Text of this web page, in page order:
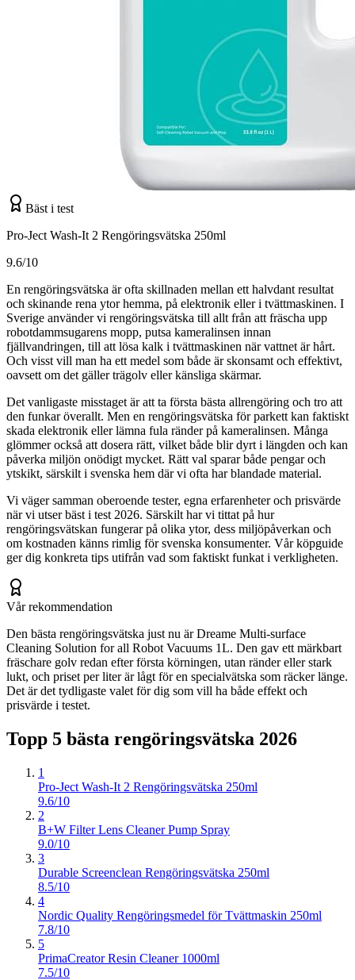
Bäst i test
Pro-Ject Wash-It 2 Rengöringsvätska 250ml
9.6/10
En rengöringsvätska är ofta skillnaden mellan ett halvdant resultat
och skinande rena ytor hemma, på elektronik eller i tvättmaskinen. I
Sverige använder vi rengöringsvätska till allt från att fräscha upp
robotdammsugarens mopp, putsa kameralinsen innan
fjällvandringen, till att lösa kalk i tvättmaskinen när vattnet är hårt.
Och visst vill man ha ett medel som både är skonsamt och effektivt,
oavsett om det gäller trägolv eller känsliga skärmar.
Det vanligaste misstaget är att ta första bästa allrengöring och tro att
den funkar överallt. Men en rengöringsvätska för parkett kan faktiskt
skada elektronik eller lämna fula ränder på kameralinsen. Många
glömmer också att dosera rätt, vilket både blir dyrt i längden och kan
påverka miljön onödigt mycket. Rätt val sparar både pengar och
ytskikt, särskilt i svenska hem där vi ofta har blandade material.
Vi väger samman oberoende tester, egna erfarenheter och prisvärde
när vi utser bäst i test 2026. Särskilt har vi tittat på hur
rengöringsvätskan fungerar på olika ytor, dess miljöpåverkan och
om kostnaden känns rimlig för svenska konsumenter. Vår köpguide
ger dig konkreta tips utifrån vad som faktiskt funkat i verkligheten.
Vår rekommendation
Den bästa rengöringsvätska just nu är Dreame Multi-surface
Cleaning Solution for all Robot Vacuums 1L. Den gav ett märkbart
fräschare golv redan efter första körningen, utan ränder eller stark
lukt, och priset per liter är lågt för en specialvätska som räcker länge.
Det är det tydligaste valet för dig som vill ha både effekt och
prisvärde i testet.
Topp 5 bästa rengöringsvätska 2026
1
Pro-Ject Wash-It 2 Rengöringsvätska 250ml
9.6/10
2
B+W Filter Lens Cleaner Pump Spray
9.0/10
3
Durable Screenclean Rengöringsvätska 250ml
8.5/10
4
Nordic Quality Rengöringsmedel för Tvättmaskin 250ml
7.8/10
5
PrimaCreator Resin Cleaner 1000ml
7.5/10